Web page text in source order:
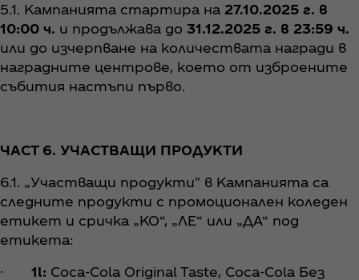
5.1. Кампанията стартира на 27.10.2025 г. в
10:00 ч. и продължава до 31.12.2025 г. в 23:59 ч.
или до изчерпване на количествата награди в
наградните центрове, което от изброените
събития настъпи първо.
ЧАСТ 6. УЧАСТВАЩИ ПРОДУКТИ
6.1. „Участващи продукти" в Кампанията са
следните продукти с промоционален коледен
етикет и сричка „КО“, „ЛЕ“ или „ДА“ под
етикета:
· 1l: Coca‑Cola Original Taste, Coca‑Cola Без